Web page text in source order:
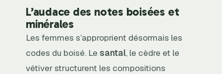
L’audace des notes boisées et
minérales
Les femmes s’approprient désormais les
codes du boisé. Le santal, le cèdre et le
vétiver structurent les compositions